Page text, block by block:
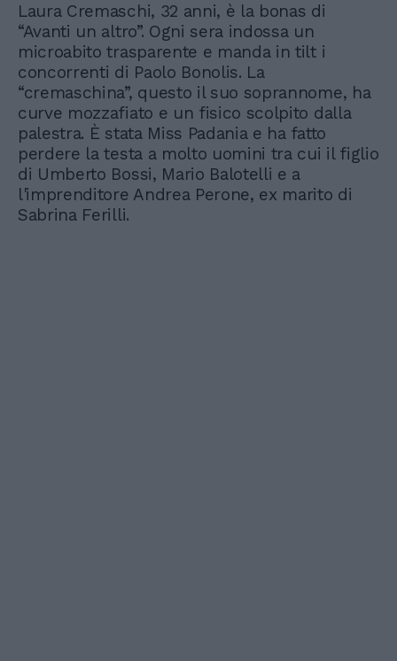
Laura Cremaschi, 32 anni, è la bonas di
“Avanti un altro”. Ogni sera indossa un
microabito trasparente e manda in tilt i
concorrenti di Paolo Bonolis. La
“cremaschina”, questo il suo soprannome, ha
curve mozzafiato e un fisico scolpito dalla
palestra. È stata Miss Padania e ha fatto
perdere la testa a molto uomini tra cui il figlio
di Umberto Bossi, Mario Balotelli e a
l'imprenditore Andrea Perone, ex marito di
Sabrina Ferilli.